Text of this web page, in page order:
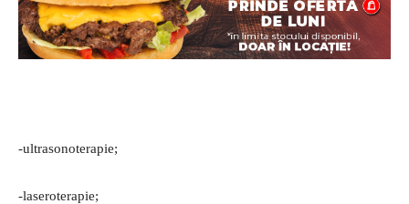
-ultrasonoterapie;
-laseroterapie;